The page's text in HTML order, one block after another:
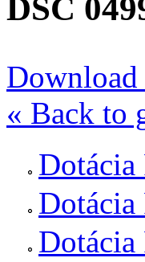
DSC
« Back to
Dotácia
Dotácia
Dotácia